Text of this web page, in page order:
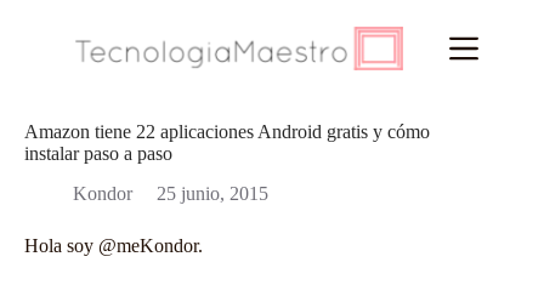
Amazon tiene 22 aplicaciones Android gratis y cómo
instalar paso a paso
Kondor
25 junio, 2015
Hola soy @meKondor.